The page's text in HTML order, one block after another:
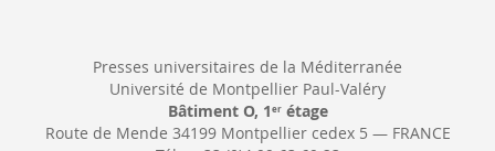
Presses universitaires de la Méditerranée
Université de Montpellier Paul-Valéry
Bâtiment O, 1 erétage
Route de Mende 34199 Montpellier cedex 5 — FRANCE